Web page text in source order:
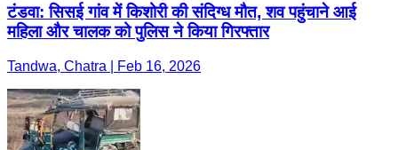
टंडवा: सिसई गांव में किशोरी की संदिग्ध मौत, शव पहुंचाने आई
महिला और चालक को पुलिस ने किया गिरफ्तार
Tandwa, Chatra | Feb 16, 2026